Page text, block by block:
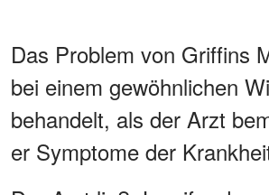
Das Problem von Griffins
bei einem gewöhnlichen
behandelt, als der Arzt
er Symptome der